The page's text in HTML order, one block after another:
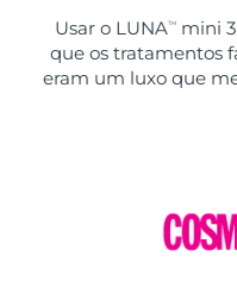
Usar o LUNATM
mini
que os tratamentos
eram um luxo que